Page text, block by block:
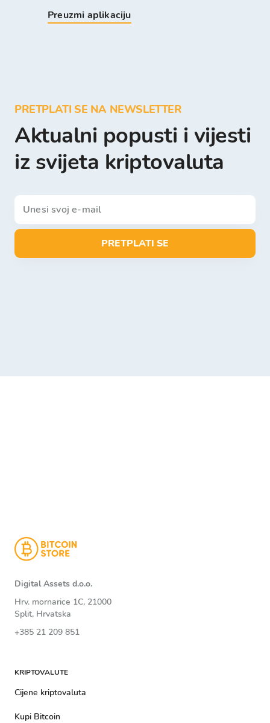
Preuzmi aplikaciju
PRETPLATI SE NA NEWSLETTER
Aktualni popusti i vijesti
iz svijeta kriptovaluta
PRETPLATI SE
Digital Assets d.o.o.
Hrv. mornarice 1C, 21000
Split, Hrvatska
+385 21 209 851
KRIPTOVALUTE
Cijene kriptovaluta
Kupi Bitcoin